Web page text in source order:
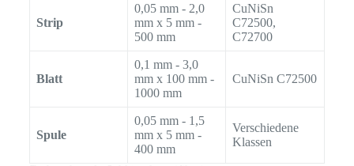
Strip
0,05 mm - 2,0
mm x 5 mm -
500 mm
CuNiSn
C72500,
C72700
Blatt
0,1 mm - 3,0
mm x 100 mm -
1000 mm
CuNiSn C72500
Spule
0,05 mm - 1,5
mm x 5 mm -
400 mm
Verschiedene
Klassen